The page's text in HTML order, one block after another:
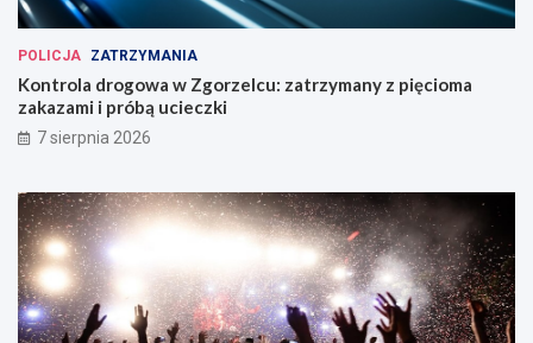
POLICJA ZATRZYMANIA
Kontrola drogowa w Zgorzelcu: zatrzymany z pięcioma
zakazami i próbą ucieczki
7 sierpnia 2026